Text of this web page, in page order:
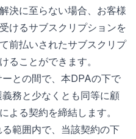
決に至らない場合、お客様
けるサブスクリプションを
前払いされたサブスクリプ
ることができます。
との間で、本DPAの下で
務と少なくとも同等に顧
よる契約を締結します。
範囲内で、当該契約の下